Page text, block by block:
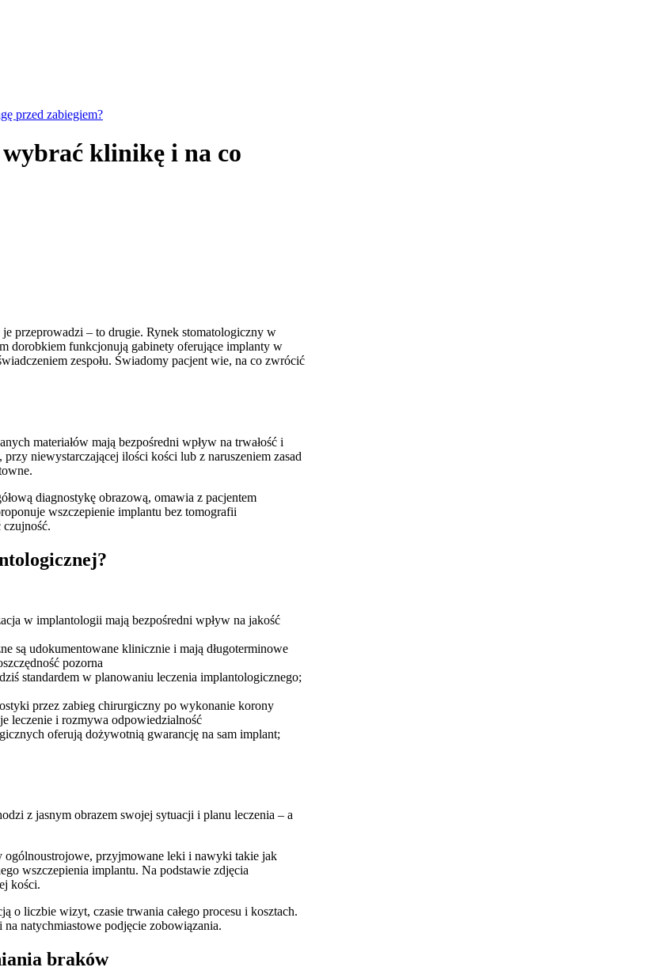
przed zabiegiem?
klinikę i na co
przeprowadzi – to drugie. Rynek stomatologiczny w
dorobkiem funkcjonują gabinety oferujące implanty w
zespołu. Świadomy pacjent wie, na co zwrócić
materiałów mają bezpośredni wpływ na trwałość i
niewystarczającej ilości kości lub z naruszeniem zasad
diagnostykę obrazową, omawia z pacjentem
wszczepienie implantu bez tomografii
w implantologii mają bezpośredni wpływ na jakość
są udokumentowane klinicznie i mają długoterminowe
pozorna
standardem w planowaniu leczenia implantologicznego;
przez zabieg chirurgiczny po wykonanie korony
leczenie i rozmywa odpowiedzialność
oferują dożywotnią gwarancję na sam implant;
z jasnym obrazem swojej sytuacji i planu leczenia – a
przyjmowane leki i nawyki takie jak
wszczepienia implantu. Na podstawie zdjęcia
kości.
o liczbie wizyt, czasie trwania całego procesu i kosztach.
natychmiastowe podjęcie zobowiązania.
braków